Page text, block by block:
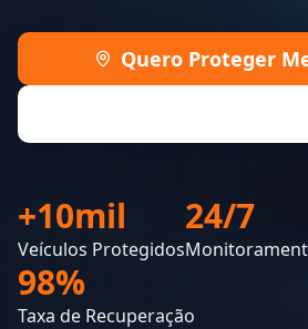
Quero Proteger
+10mil
Veículos Protegidos
24/7
98%
Taxa de Recuperação